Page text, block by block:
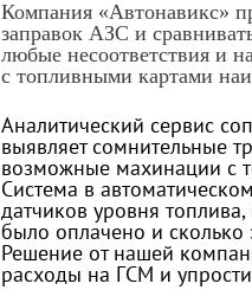
Компания «Автонавикс»
заправок АЗС и
любые несоответствия и
с топливными картами
Аналитический сервис
выявляет сомнительные
возможные махинации с
Система в
датчиков уровня
было оплачено и сколько
Решение от нашей
расходы на ГСМ и